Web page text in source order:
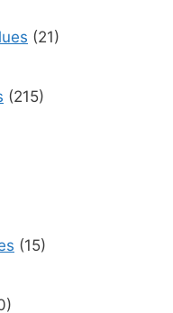
(21)
(215)
(15)